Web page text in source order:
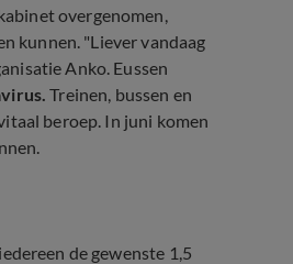
overgenomen,
kunnen. "Liever vandaag
Anko. Eussen
Treinen, bussen en
beroep. In juni komen
de gewenste 1,5